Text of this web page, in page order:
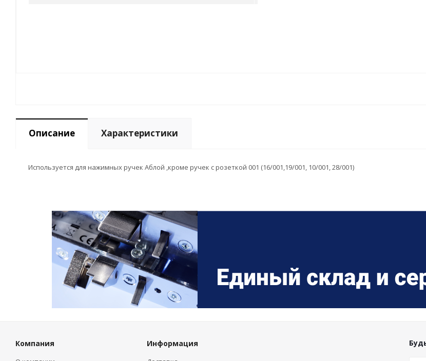
Описание Характеристики
Используется для нажимных ручек Аблой ,кроме ручек с розеткой 001 (16/001,19/001, 10/001, 28/001)
Компания Информация